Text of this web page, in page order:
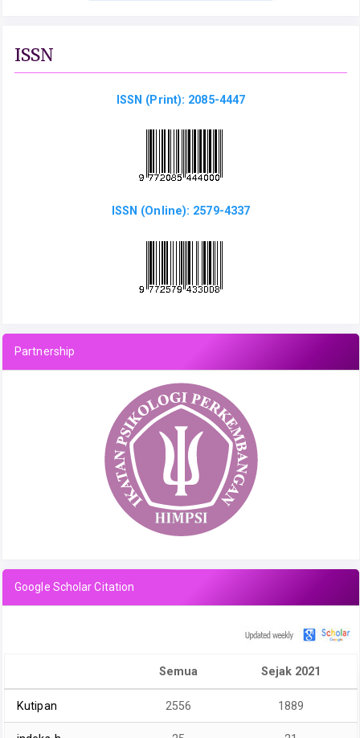
ISSN
ISSN (Print): 2085-4447
ISSN (Online): 2579-4337
Partnership
Google Scholar Citation
Semua Sejak 2021
Kutipan 2556 1889